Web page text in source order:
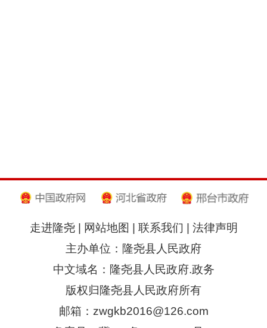
走进隆尧| 网站地图 联系我们
法律声明
主办单位：隆尧县人民政府
中文域名：隆尧县人民政府.政务
版权归隆尧县人民政府所有
邮箱：zwgkb2016@126.com